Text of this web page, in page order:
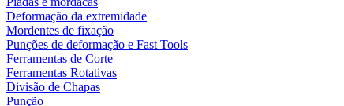
Deformação da extremidade
Mordentes de fixação
Punções de deformação e Fast Tools
Ferramentas de Corte
Ferramentas Rotativas
Divisão de Chapas
Punção